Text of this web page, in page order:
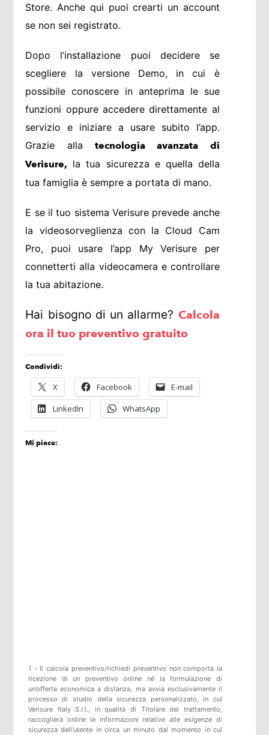
Store. Anche qui puoi crearti un account
se non sei registrato.
Dopo l’installazione puoi decidere se
scegliere la versione Demo, in cui è
possibile conoscere in anteprima le sue
funzioni oppure accedere direttamente al
servizio e iniziare a usare subito l’app.
Grazie alla tecnologia avanzata di
Verisure, la tua sicurezza e quella della
tua famiglia è sempre a portata di mano.
E se il tuo sistema Verisure prevede anche
la videosorveglienza con la Cloud Cam
Pro, puoi usare l’app My Verisure per
connetterti alla videocamera e controllare
la tua abitazione.
Hai bisogno di un allarme? Calcola
ora il tuo preventivo gratuito
Condividi:
X Facebook
E-mail
LinkedIn
WhatsApp
Mi piace:
1 - Il calcola preventivo/richiedi preventivo non comporta la
ricezione di un preventivo online né la formulazione di
un’offerta economica a distanza, ma avvia esclusivamente il
processo di studio della sicurezza personalizzato, in cui
Verisure Italy S.r.l., in qualità di Titolare del trattamento,
raccoglierà online le informazioni relative alle esigenze di
sicurezza dell'utente in circa un minuto dal momento in cui